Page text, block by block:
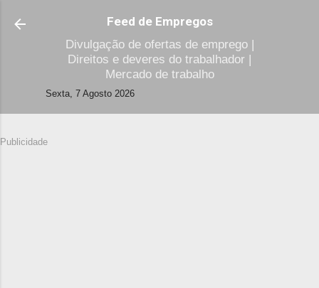
Avançar para o conteúdo principal
Feed de Empregos
Divulgação de ofertas de emprego |
Direitos e deveres do trabalhador |
Mercado de trabalho
Sexta, 7 Agosto 2026
Publicidade